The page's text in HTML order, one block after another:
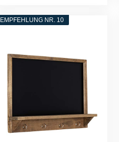
EMPFEHLUNG NR. 10